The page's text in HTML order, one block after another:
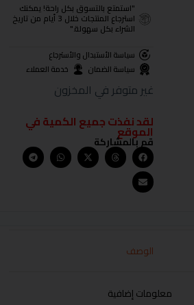
"استمتع بالتسوق بكل راحة! يمكنك
استرجاع المنتجات خلال 3 أيام من تاريخ
الشراء بكل سهولة."
سياسة الأستبدال والأسترجاع
سياسة الضمان
خدمة العملاء
غير متوفر في المخزون
لقد نفذت جميع الكمية في
الموقع
قم بالمشاركة
الوصف
معلومات إضافية